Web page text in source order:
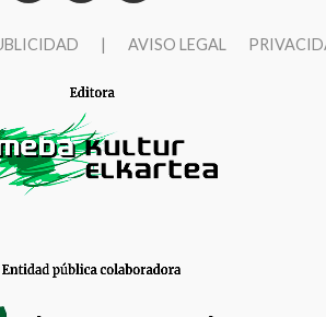
| AVISO LEGAL